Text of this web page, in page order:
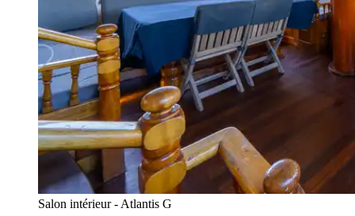
Salon intérieur - Atlantis G